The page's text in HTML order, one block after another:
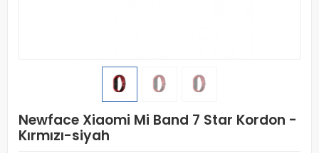
Newface Xiaomi Mi Band 7 Star Kordon -
Kırmızı-siyah